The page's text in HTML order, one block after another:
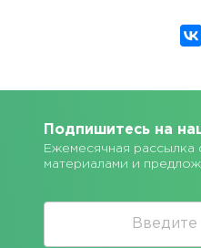
Подпишитесь на
Ежемесячная
материалами и